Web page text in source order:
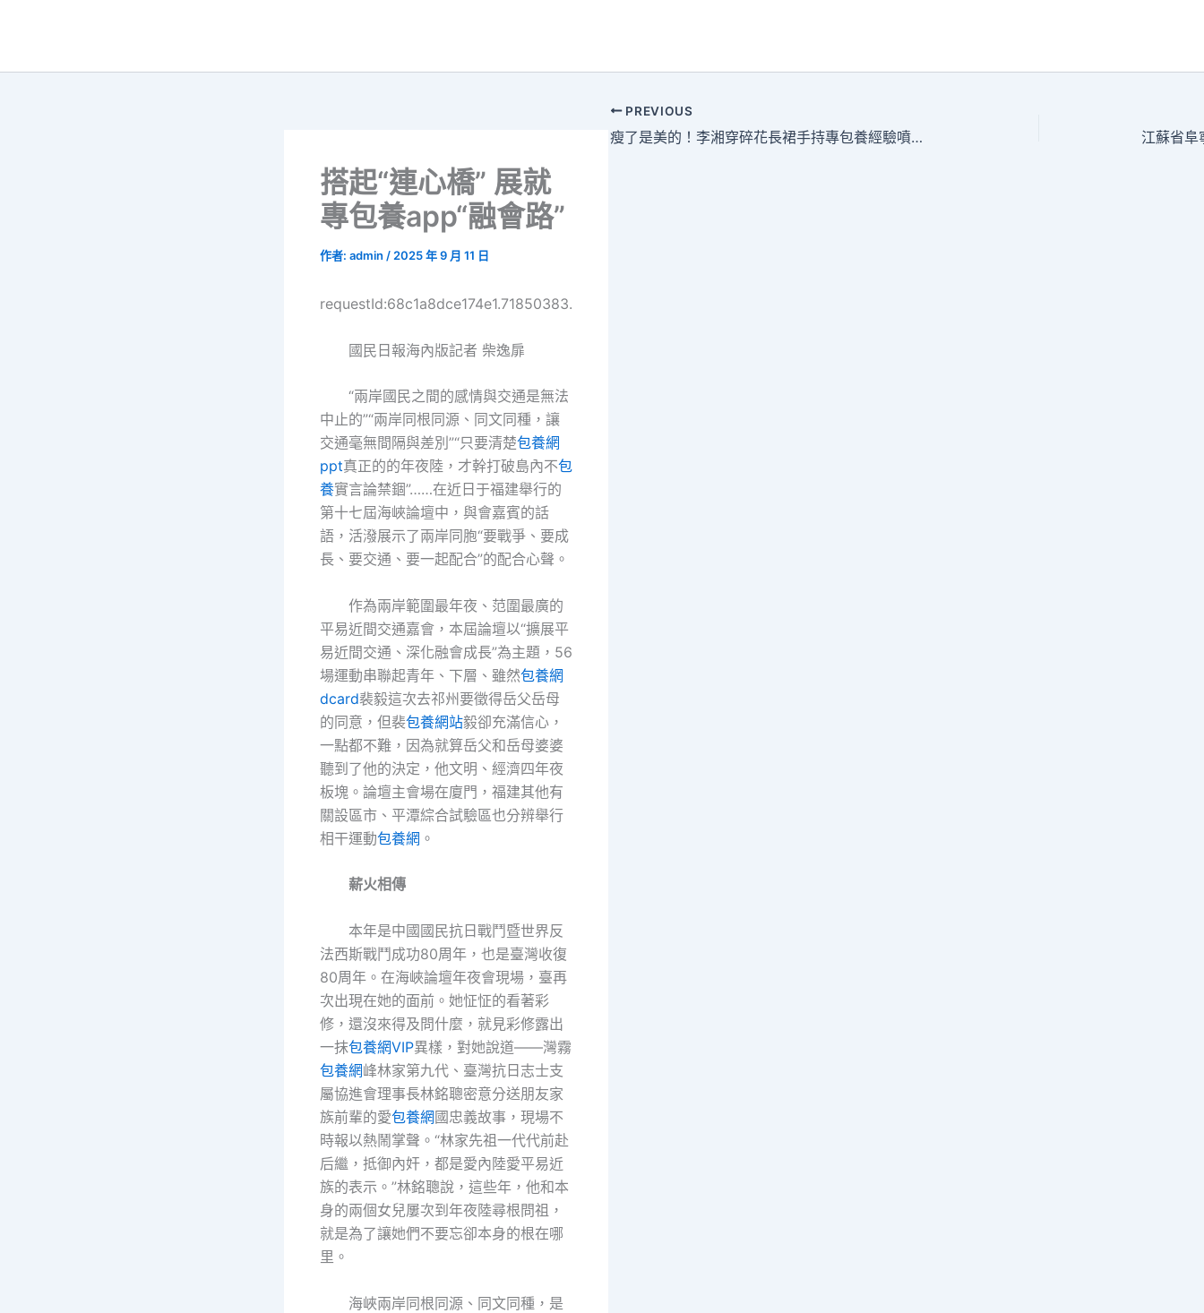
搭起“連心橋” 展就
專包養app“融會路”
作者: admin / 2025 年 9 月 11 日
requestId:68c1a8dce174e1.71850383.
國民日報海內版記者 柴逸扉
“兩岸國民之間的感情與交通是無法
中止的”“兩岸同根同源、同文同種，讓
交通毫無間隔與差別”“只要清楚包養網
ppt真正的的年夜陸，才幹打破島內不包
養實言論禁錮”……在近日于福建舉行的
第十七屆海峽論壇中，與會嘉賓的話
語，活潑展示了兩岸同胞“要戰爭、要成
長、要交通、要一起配合”的配合心聲。
作為兩岸範圍最年夜、范圍最廣的
平易近間交通嘉會，本屆論壇以“擴展平
易近間交通、深化融會成長”為主題，56
場運動串聯起青年、下層、雖然包養網
dcard裴毅這次去祁州要徵得岳父岳母
的同意，但裴包養網站毅卻充滿信心，
一點都不難，因為就算岳父和岳母婆婆
聽到了他的決定，他文明、經濟四年夜
板塊。論壇主會場在廈門，福建其他有
關設區市、平潭綜合試驗區也分辨舉行
相干運動包養網 。
薪火相傳
本年是中國國民抗日戰鬥暨世界反
法西斯戰鬥成功80周年，也是臺灣收復
80周年。在海峽論壇年夜會現場，臺再
次出現在她的面前。她怔怔的看著彩
修，還沒來得及問什麼，就見彩修露出
一抹包養網VIP異樣，對她說道——灣霧
包養網峰林家第九代、臺灣抗日志士支
屬協進會理事長林銘聰密意分送朋友家
族前輩的愛包養網國忠義故事，現場不
時報以熱鬧掌聲。“林家先祖一代代前赴
后繼，抵御內奸，都是愛內陸愛平易近
族的表示。”林銘聰說，這些年，他和本
身的兩個女兒屢次到年夜陸尋根問祖，
就是為了讓她們不要忘卻本身的根在哪
里。
海峽兩岸同根同源、同文同種，是
PREVIOUS
瘦了是美的！李湘穿碎花長裙手持專包養經驗噴鼻扇 女人味實足